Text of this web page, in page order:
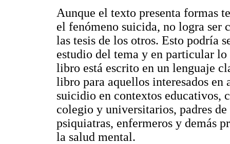
Aunque el texto presenta formas
el fenómeno suicida, no logra ser
las tesis de los otros. Esto podría
estudio del tema y en particular
libro está escrito en un lenguaje
libro para aquellos interesados en
suicidio en contextos educativos,
colegio y universitarios, padres
psiquiatras, enfermeros y demás
la salud mental.